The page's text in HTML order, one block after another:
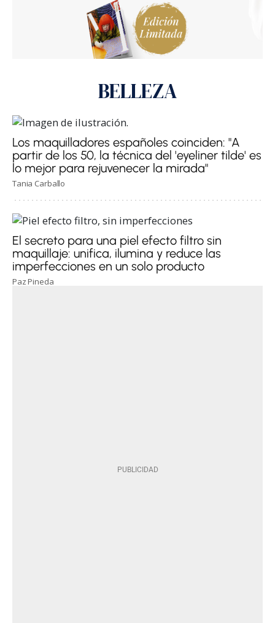
BELLEZA
Los maquilladores españoles coinciden: "A
partir de los 50, la técnica del 'eyeliner tilde' es
lo mejor para rejuvenecer la mirada"
Tania Carballo
El secreto para una piel efecto filtro sin
maquillaje: unifica, ilumina y reduce las
imperfecciones en un solo producto
Paz Pineda